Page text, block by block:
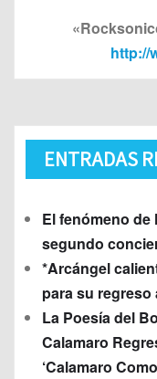
http://
ENTRADAS
El fenómeno de
segundo
*Arcángel
para su regreso
La Poesía del
Calamaro
‘Calamaro